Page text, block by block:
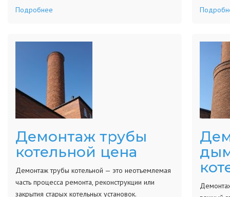
Подробнее
Демонтаж трубы
котельной цена
Демонтаж трубы котельной — это неотъемлемая
часть процесса ремонта, реконструкции или
закрытия старых котельных установок.